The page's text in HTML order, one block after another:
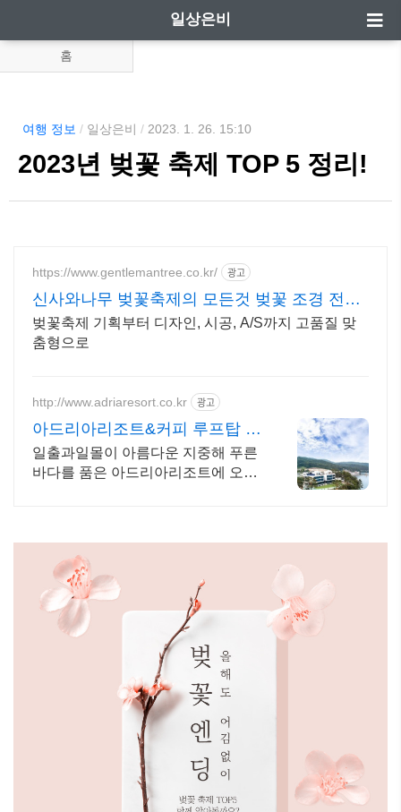
일상은비
홈
여행 정보 / 일상은비 / 2023. 1. 26. 15:10
2023년 벚꽃 축제 TOP 5 정리!
https://www.gentlemantree.co.kr/ 광고
신사와나무 벚꽃축제의 모든것 벚꽃 조경 전문
기업
벚꽃축제 기획부터 디자인, 시공, A/S까지 고품질 맞
춤형으로
http://www.adriaresort.co.kr 광고
아드리아리조트&커피 루프탑 수
영장,루프탑 바베큐
일출과일몰이 아름다운 지중해 푸른
바다를 품은 아드리아리조트에 오신